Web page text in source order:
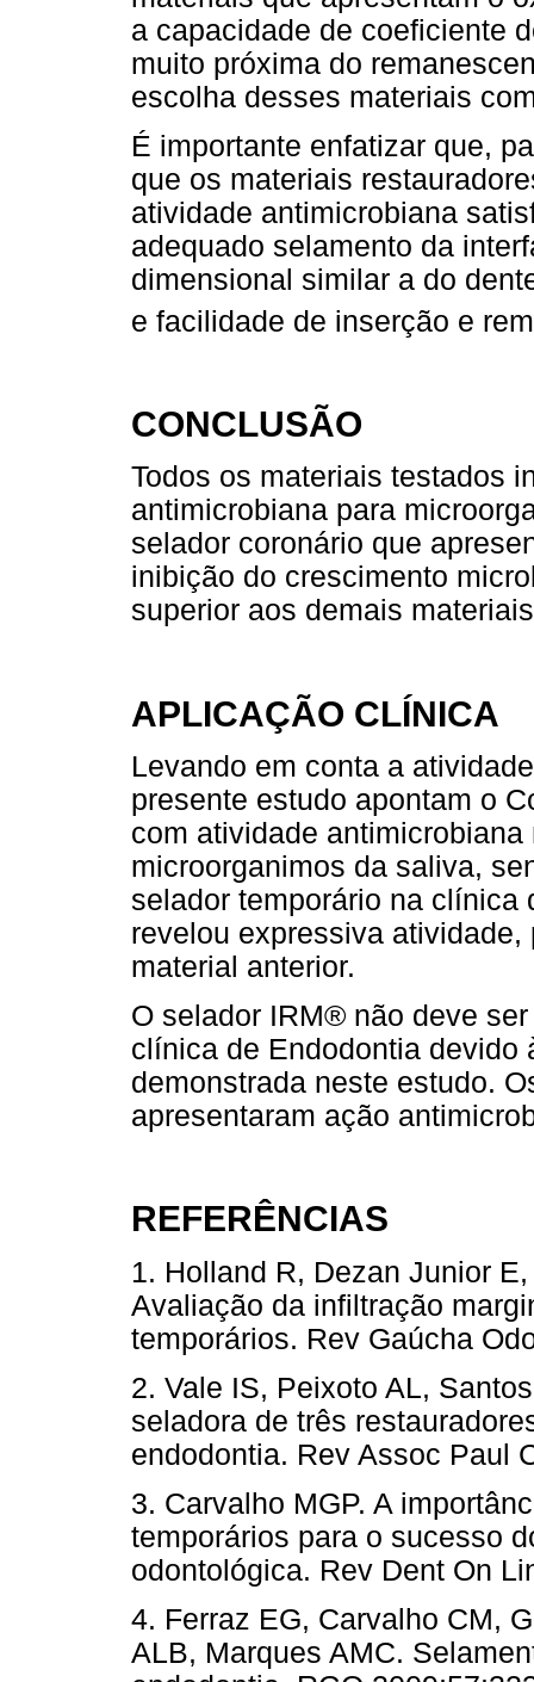
a capacidade de coeficiente
muito próxima do
escolha desses materiais
É importante enfatizar que,
que os materiais
atividade antimicrobiana
adequado selamento da
dimensional similar a do
e facilidade de inserção e
CONCLUSÃO
Todos os materiais testados
antimicrobiana para
selador coronário que
inibição do crescimento
superior aos demais
APLICAÇÃO CLÍNICA
Levando em conta a
presente estudo apontam o
com atividade
microorganimos da saliva,
selador temporário na
revelou expressiva
material anterior.
O selador IRM® não deve
clínica de Endodontia devido
demonstrada neste estudo.
apresentaram ação
REFERÊNCIAS
1. Holland R, Dezan Junior
Avaliação da infiltração
temporários. Rev Gaúcha
2. Vale IS, Peixoto AL,
seladora de três
endodontia. Rev Assoc
3. Carvalho MGP. A
temporários para o sucesso
odontológica. Rev Dent
4. Ferraz EG, Carvalho CM,
ALB, Marques AMC.